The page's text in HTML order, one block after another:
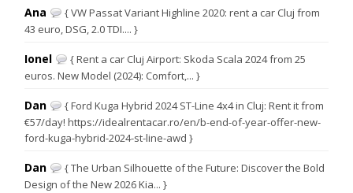
Ana
{ VW Passat Variant Highline 2020: rent a car Cluj from
43 euro, DSG, 2.0 TDI.... }
Ionel
{ Rent a car Cluj Airport: Skoda Scala 2024 from 25
euros. New Model (2024): Comfort,... }
Dan
{ Ford Kuga Hybrid 2024 ST-Line 4x4 in Cluj: Rent it from
€57/day! https://idealrentacar.ro/en/b-end-of-year-offer-new-
ford-kuga-hybrid-2024-st-line-awd }
Dan
{ The Urban Silhouette of the Future: Discover the Bold
Design of the New 2026 Kia... }